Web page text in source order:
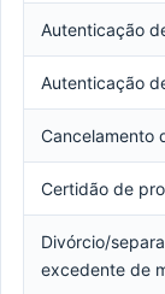
Autenticação
Autenticação
Cancelamento
Certidão de
Divórcio/
excedente de